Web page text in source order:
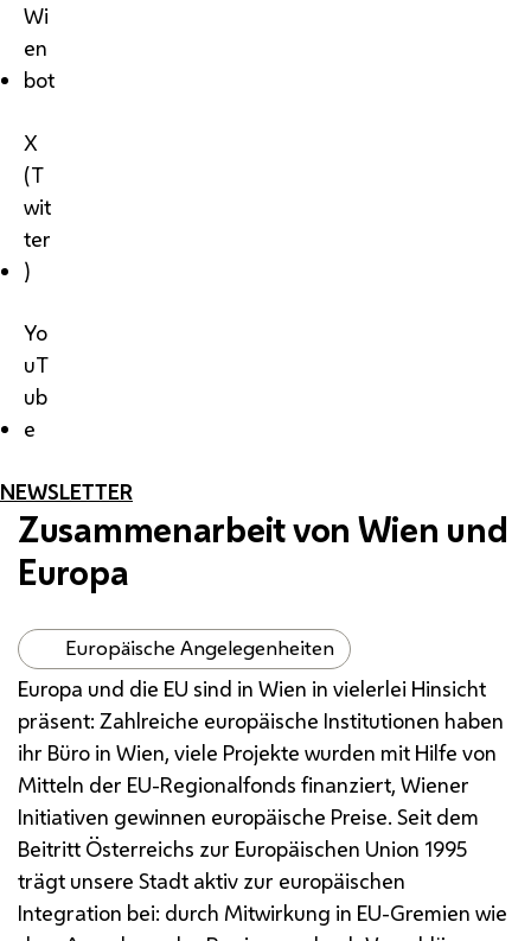
Wi
en
bot
X
(T
wit
ter
)
Yo
uT
ub
e
NEWSLETTER
Zusammenarbeit von Wien und
Europa
Europäische Angelegenheiten
Europa und die EU sind in Wien in vielerlei Hinsicht
präsent: Zahlreiche europäische Institutionen haben
ihr Büro in Wien, viele Projekte wurden mit Hilfe von
Mitteln der EU-Regionalfonds finanziert, Wiener
Initiativen gewinnen europäische Preise. Seit dem
Beitritt Österreichs zur Europäischen Union 1995
trägt unsere Stadt aktiv zur europäischen
Integration bei: durch Mitwirkung in EU-Gremien wie